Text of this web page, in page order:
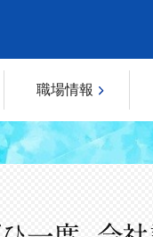
職場情報